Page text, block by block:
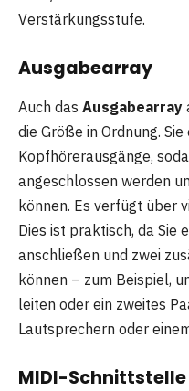
Verstärkungsstufe.
Ausgabearray
Auch das Ausgabearray
die Größe in Ordnung.
Kopfhörerausgänge,
angeschlossen werden
können. Es verfügt über
Dies ist praktisch, da Sie
anschließen und zwei
können – zum Beispiel,
leiten oder ein zweites
Lautsprechern oder
MIDI-Schnittstelle